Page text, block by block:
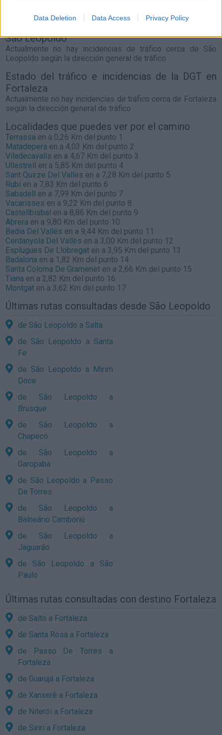
Data Deletion Data Access Privacy Policy
São Leopoldo
Actualmente no hay incidencias de tráfico cerca de São
Leopoldo según la dirección general de tráfico
Estado del tráfico e incidencias de la DGT en
Fortaleza
Actualmente no hay incidencias de tráfico cerca de Fortaleza
según la dirección general de tráfico
Localidades que puedes ver por el camino
Terrassa en a 0,26 Km del punto 1
Matadepera en a 4,03 Km del punto 2
Viladecavalls en a 4,67 Km del punto 3
Ullastrell en a 5,85 Km del punto 4
Sant Quirze Del Valles en a 7,28 Km del punto 5
Rubi en a 7,83 Km del punto 6
Sabadell en a 7,99 Km del punto 7
Vacarisses en a 9,22 Km del punto 8
Castellbisbal en a 8,86 Km del punto 9
Abrera en a 9,80 Km del punto 10
Badia Del Vallés en a 9,44 Km del punto 11
Cerdanyola Del Vallès en a 3,00 Km del punto 12
Esplugues De Llobregat en a 3,95 Km del punto 13
Badalona en a 1,82 Km del punto 14
Santa Coloma De Gramenet en a 2,66 Km del punto 15
Tiana en a 2,82 Km del punto 16
Montgat en a 3,62 Km del punto 17
Últimas rutas consultadas desde São Leopoldo
de São Leopoldo a Salta
de São Leopoldo a Santa
Fe
de São Leopoldo a Mirim
Doce
de São Leopoldo a
Brusque
de São Leopoldo a
Chapecó
de São Leopoldo a
Garopaba
de São Leopoldo a Passo
De Torres
de São Leopoldo a
Balneário Camboriú
de São Leopoldo a
Jaguarão
de São Leopoldo a São
Paulo
Últimas rutas consultadas con destino Fortaleza
de Salto a Fortaleza
de Santa Rosa a Fortaleza
de Passo De Torres a
Fortaleza
de Guarujá a Fortaleza
de Xanxerê a Fortaleza
de Niterói a Fortaleza
de Siriri a Fortaleza